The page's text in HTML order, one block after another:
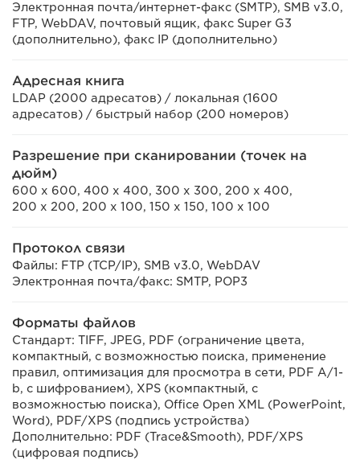
Электронная почта/интернет-факс (SMTP), SMB v3.0,
FTP, WebDAV, почтовый ящик, факс Super G3
(дополнительно), факс IP (дополнительно)
Адресная книга
LDAP (2000 адресатов) / локальная (1600
адресатов) / быстрый набор (200 номеров)
Разрешение при сканировании (точек на
дюйм)
600 x 600, 400 x 400, 300 x 300, 200 x 400,
200 x 200, 200 x 100, 150 x 150, 100 x 100
Протокол связи
Файлы: FTP (TCP/IP), SMB v3.0, WebDAV
Электронная почта/факс: SMTP, POP3
Форматы файлов
Стандарт: TIFF, JPEG, PDF (ограничение цвета,
компактный, с возможностью поиска, применение
правил, оптимизация для просмотра в сети, PDF A/1-
b, с шифрованием), XPS (компактный, с
возможностью поиска), Office Open XML (PowerPoint,
Word), PDF/XPS (подпись устройства)
Дополнительно: PDF (Trace&Smooth), PDF/XPS
(цифровая подпись)